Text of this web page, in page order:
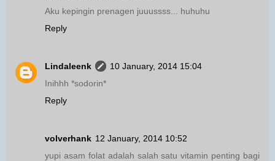
Aku kepingin prenagen juuussss... huhuhu
Reply
Lindaleenk
10 January, 2014 15:04
Inihhh *sodorin*
Reply
volverhank 12 January, 2014 10:52
yupi asam folat adalah salah satu vitamin penting bagi